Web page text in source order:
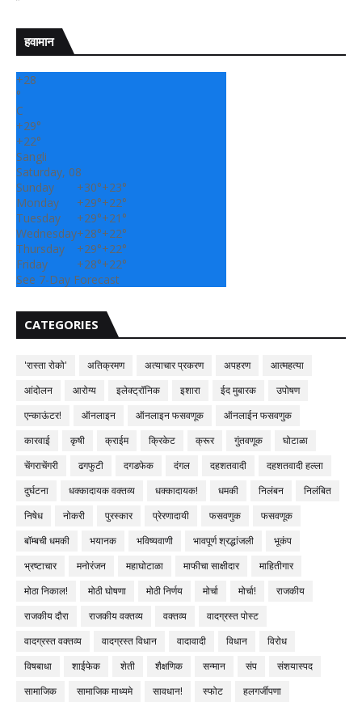
हवामान
+28
°
C
+29°
+22°
Sangli
Saturday, 08
Sunday
+30°+23°
Monday
+29°+22°
Tuesday
+29°+21°
Wednesday+28°+22°
Thursday
+29°+22°
Friday
+28°+22°
See 7-Day Forecast
CATEGORIES
'रास्ता रोको' अतिक्रमण अत्याचार प्रकरण अपहरण
आत्महत्या
आंदोलन
आरोग्य इलेक्ट्रॉनिक इशारा ईद मुबारक
उपोषण
एन्काऊंटर!
ऑनलाइन ऑनलाइन फसवणूक
ऑनलाईन फसवणुक
कारवाई
कृषी क्राईम क्रिकेट क्रूर गुंतवणूक
घोटाळा
चेंगराचेंगरी
ढगफुटी दगडफेक दंगल दहशतवादी
दहशतवादी हल्ला
दुर्घटना
धक्कादायक वक्तव्य धक्कादायक! धमकी निलंबन
निलंबित
निषेध
नोकरी पुरस्कार प्रेरणादायी फसवणुक
फसवणूक
बॉम्बची धमकी
भयानक भविष्यवाणी भावपूर्ण श्रद्धांजली
भूकंप
भ्रष्टाचार
मनोरंजन महाघोटाळा माफीचा साक्षीदार
माहितीगार
मोठा निकाल!
मोठी घोषणा मोठी निर्णय मोर्चा मोर्चा!
राजकीय
राजकीय दौरा
राजकीय वक्तव्य वक्तव्य
वादग्रस्त पोस्ट
वादग्रस्त वक्तव्य
वादग्रस्त विधान वादावादी विधान
विरोध
विषबाधा
शाईफेक शेती शैक्षणिक सन्मान संप
संशयास्पद
सामाजिक
सामाजिक माध्यमे सावधान! स्फोट
हलगर्जीपणा